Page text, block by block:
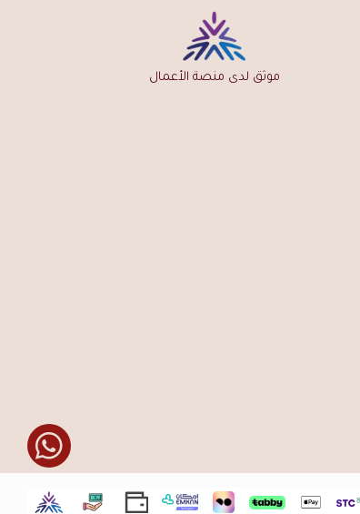
موثق لدى منصة الأعمال